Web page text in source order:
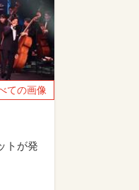
ての画像
トが発